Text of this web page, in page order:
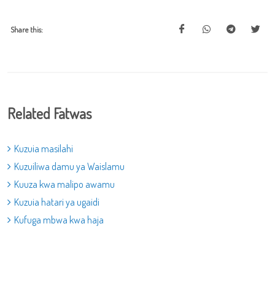
Share this:
Related Fatwas
Kuzuia masilahi
Kuzuiliwa damu ya Waislamu
Kuuza kwa malipo awamu
Kuzuia hatari ya ugaidi
Kufuga mbwa kwa haja